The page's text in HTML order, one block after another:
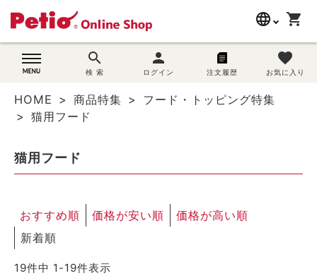
language
wovn-lang-name
shopping_cart
search
検 索
person
ログイン 注文履歴
favorite
お気に入り
search
猫用品
目的別に探す
HOME 商品特集
フード・トッピング特集
猫用フード
猫用フード
おすすめ順 価格が安い順
価格が高い順
新着順
19件中 1 -19件表示